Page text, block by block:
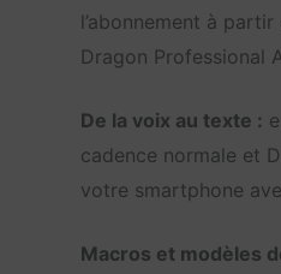
l’abonnement à
Dragon Professional
De la voix au texte :
cadence normale et
votre smartphone
Macros et modèles